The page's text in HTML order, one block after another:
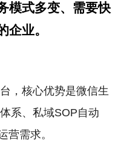
模式多变、需要快
企业。
，核心优势是微信生
系、私域SOP自动
营需求。